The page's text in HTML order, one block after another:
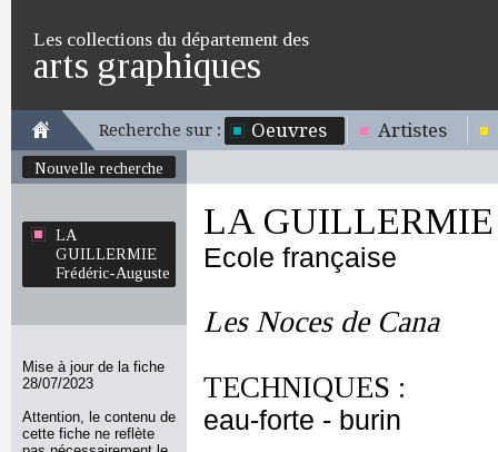
Les collections du département des
arts graphiques
Recherche sur : Oeuvres Artistes
Nouvelle recherche
LA
GUILLERMIE
Frédéric-Auguste
Mise à jour de la fiche
28/07/2023
Attention, le contenu de
cette fiche ne reflète
LA GUILLERMIE
Ecole française
Les Noces de Cana
TECHNIQUES :
eau-forte - burin